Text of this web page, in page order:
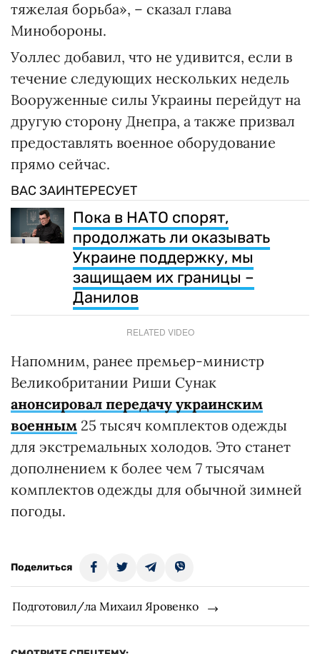
тяжелая борьба», – сказал глава
Минобороны.
Уоллес добавил, что не удивится, если в
течение следующих нескольких недель
Вооруженные силы Украины перейдут на
другую сторону Днепра, а также призвал
предоставлять военное оборудование
прямо сейчас.
ВАС ЗАИНТЕРЕСУЕТ
Пока в НАТО спорят,
продолжать ли оказывать
Украине поддержку, мы
защищаем их границы –
Данилов
RELATED VIDEO
Напомним, ранее премьер-министр
Великобритании Риши Сунак
анонсировал передачу украинским
военным 25 тысяч комплектов одежды
для экстремальных холодов. Это станет
дополнением к более чем 7 тысячам
комплектов одежды для обычной зимней
погоды.
Поделиться
Подготовил/ла Михаил Яровенко